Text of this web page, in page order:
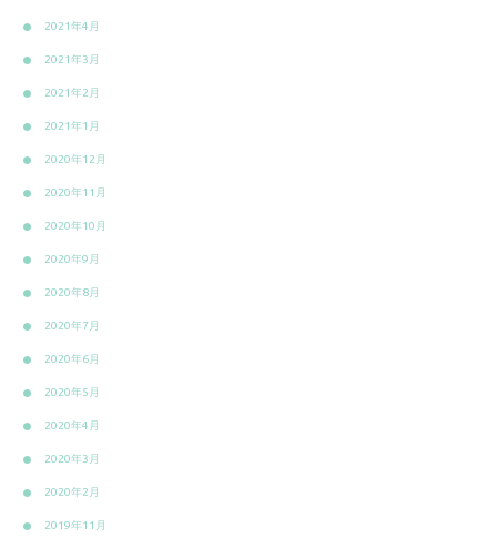
2021年4月
2021年3月
2021年2月
2021年1月
2020年12月
2020年11月
2020年10月
2020年9月
2020年8月
2020年7月
2020年6月
2020年5月
2020年4月
2020年3月
2020年2月
2019年11月